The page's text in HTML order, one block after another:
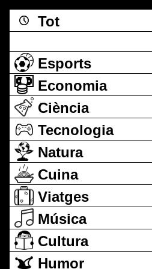
Tot
Esports
Economia
Ciència
Tecnologia
Natura
Cuina
Viatges
Música
Cultura
Humor